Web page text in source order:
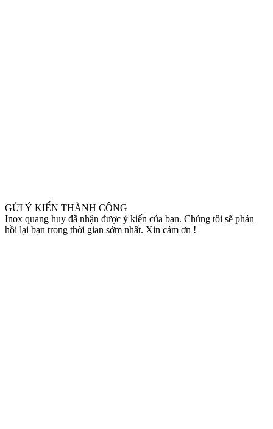
GỬI Ý KIẾN THÀNH CÔNG
Inox quang huy đã nhận được ý kiến của bạn. Chúng tôi sẽ phản
hồi lại bạn trong thời gian sớm nhất. Xin cảm ơn !